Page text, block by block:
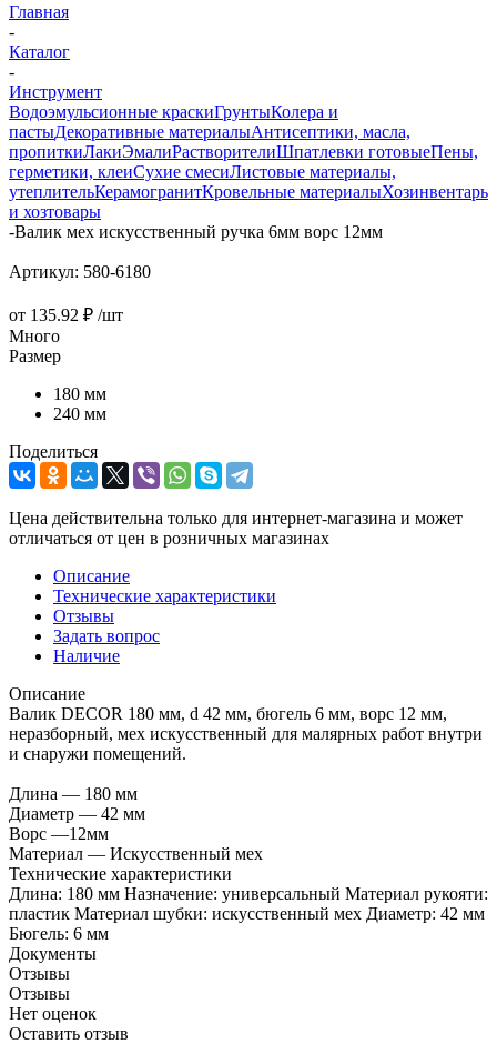
Главная
-
Каталог
-
Инструмент
Водоэмульсионные краскиГрунтыКолера и
пастыДекоративные материалыАнтисептики, масла,
пропиткиЛакиЭмалиРастворителиШпатлевки готовыеПены,
герметики, клеиСухие смесиЛистовые материалы,
утеплительКерамогранитКровельные материалыХозинвентарь
и хозтовары
-Валик мех искусственный ручка 6мм ворс 12мм
Артикул: 580-6180
от 135.92 ₽ /шт
Много
Размер
180 мм
240 мм
Поделиться
Цена действительна только для интернет-магазина и может
отличаться от цен в розничных магазинах
Описание
Технические характеристики
Отзывы
Задать вопрос
Наличие
Описание
Валик DECOR 180 мм, d 42 мм, бюгель 6 мм, ворс 12 мм,
неразборный, мех искусственный для малярных работ внутри
и снаружи помещений.
Длина — 180 мм
Диаметр — 42 мм
Ворс —12мм
Материал — Искусственный мех
Технические характеристики
Длина: 180 мм Назначение: универсальный Материал рукояти:
пластик Материал шубки: искусственный мех Диаметр: 42 мм
Бюгель: 6 мм
Документы
Отзывы
Отзывы
Нет оценок
Оставить отзыв